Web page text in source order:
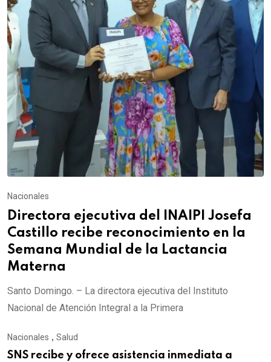
Nacionales
Directora ejecutiva del INAIPI Josefa
Castillo recibe reconocimiento en la
Semana Mundial de la Lactancia
Materna
Santo Domingo. – La directora ejecutiva del Instituto
Nacional de Atención Integral a la Primera
Nacionales , Salud
SNS recibe y ofrece asistencia inmediata a